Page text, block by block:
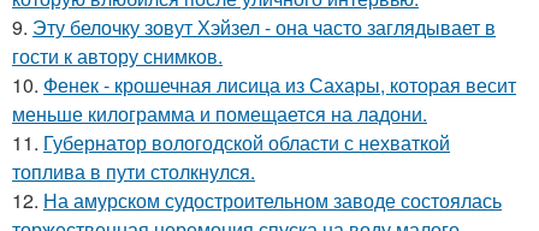
9. Эту белочку зовут Хэйзел - она часто заглядывает в
гости к автору снимков.
10. Фенек - крошечная лисица из Сахары, которая весит
меньше килограмма и помещается на ладони.
11. Губернатор вологодской области с нехваткой
топлива в пути столкнулся.
12. На амурском судостроительном заводе состоялась